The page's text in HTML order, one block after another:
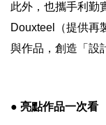
此外，也攜手利勤
Douxteel（提供再
與作品，創造「設
● 亮點作品一次看